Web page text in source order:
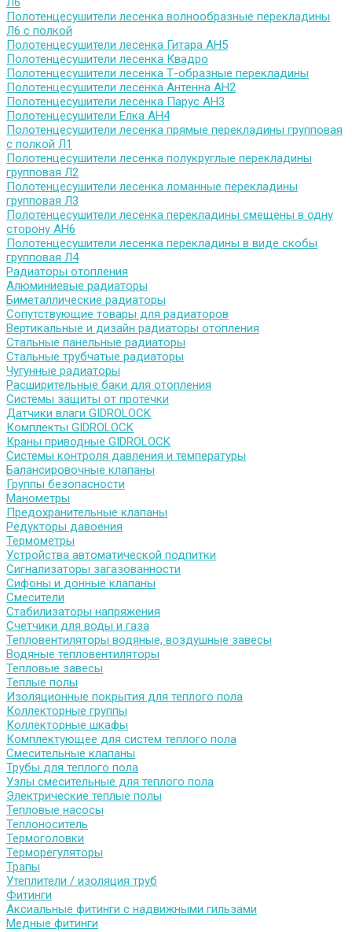
Полотенцесушители лесенка волнообразные перекладины
Л6 с полкой
Полотенцесушители лесенка Гитара АН5
Полотенцесушители лесенка Квадро
Полотенцесушители лесенка Т-образные перекладины
Полотенцесушители лесенка Антенна АН2
Полотенцесушители лесенка Парус АН3
Полотенцесушители Елка АН4
Полотенцесушители лесенка прямые перекладины групповая
с полкой Л1
Полотенцесушители лесенка полукруглые перекладины
групповая Л2
Полотенцесушители лесенка ломанные перекладины
групповая Л3
Полотенцесушители лесенка перекладины смещены в одну
сторону АН6
Полотенцесушители лесенка перекладины в виде скобы
групповая Л4
Радиаторы отопления
Алюминиевые радиаторы
Биметаллические радиаторы
Сопутствующие товары для радиаторов
Вертикальные и дизайн радиаторы отопления
Стальные панельные радиаторы
Стальные трубчатые радиаторы
Чугунные радиаторы
Расширительные баки для отопления
Системы защиты от протечки
Датчики влаги GIDROLOCK
Комплекты GIDROLOCK
Краны приводные GIDROLOCK
Системы контроля давления и температуры
Балансировочные клапаны
Группы безопасности
Манометры
Предохранительные клапаны
Редукторы давоения
Термометры
Устройства автоматической подпитки
Сигнализаторы загазованности
Сифоны и донные клапаны
Смесители
Стабилизаторы напряжения
Счетчики для воды и газа
Тепловентиляторы водяные, воздушные завесы
Водяные тепловентиляторы
Тепловые завесы
Теплые полы
Изоляционные покрытия для теплого пола
Коллекторные группы
Коллекторные шкафы
Комплектующее для систем теплого пола
Смесительные клапаны
Трубы для теплого пола
Узлы смесительные для теплого пола
Электрические теплые полы
Тепловые насосы
Теплоноситель
Термоголовки
Терморегуляторы
Трапы
Утеплители / изоляция труб
Фитинги
Аксиальные фитинги с надвижными гильзами
Медные фитинги